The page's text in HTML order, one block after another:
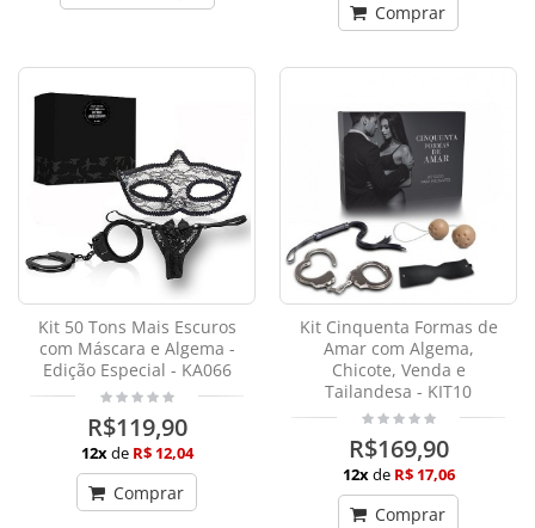
Comprar
Kit 50 Tons Mais Escuros
com Máscara e Algema -
Edição Especial - KA066
R$119,90
12xde R$ 12,04
Comprar
Kit Cinquenta Formas de
Amar com Algema,
Chicote, Venda e
Tailandesa - KIT10
R$169,90
12xde R$ 17,06
Comprar